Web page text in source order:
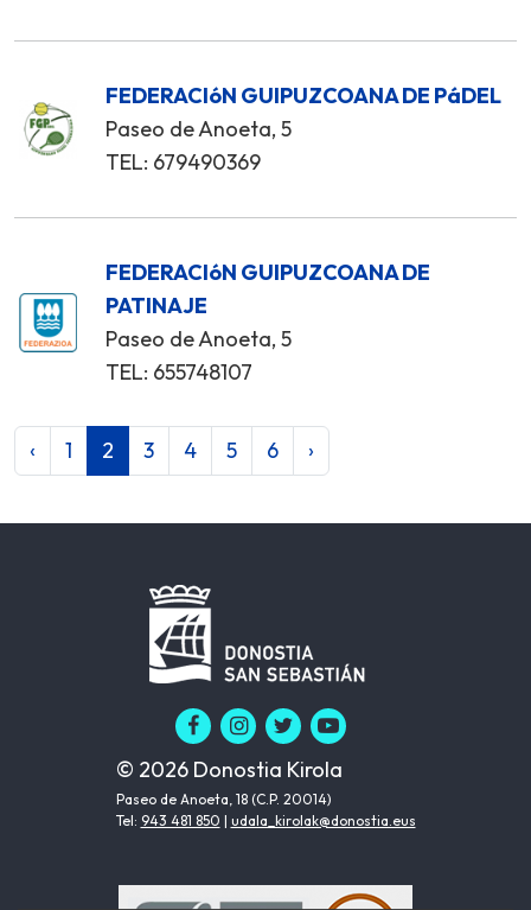
FEDERACIóN GUIPUZCOANA DE PáDEL
Paseo de Anoeta, 5
TEL: 679490369
FEDERACIóN GUIPUZCOANA DE
PATINAJE
Paseo de Anoeta, 5
TEL: 655748107
‹ 1 2 3 4 5 6 ›
© 2026 Donostia Kirola
Paseo de Anoeta, 18 (C.P. 20014)
Tel: 943 481 850 | udala_kirolak@donostia.eus